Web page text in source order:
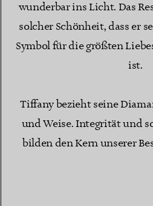
wunderbar ins Licht. Das
solcher Schönheit, dass er
Symbol für die größten
ist.
Tiffany bezieht seine
und Weise. Integrität und
bilden den Kern unserer